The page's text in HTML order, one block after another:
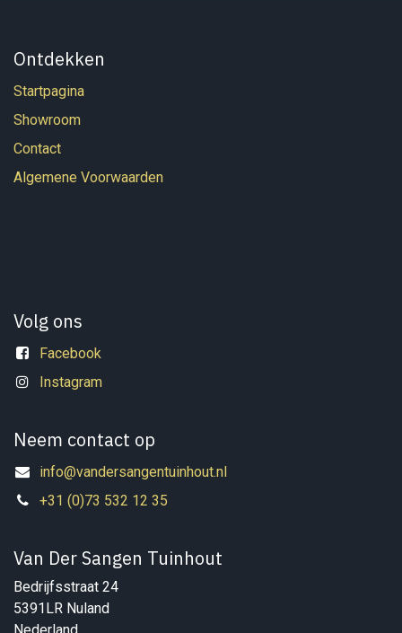
Ontdekken
Startpagina
Showroom
Contact
Algemene Voorwaarden
Volg ons
Facebook
Instagram
Neem contact op
info@vandersangentuinhout.nl
+31 (0)73 532 12 35
Van Der Sangen Tuinhout
Bedrijfsstraat 24
5391LR Nuland